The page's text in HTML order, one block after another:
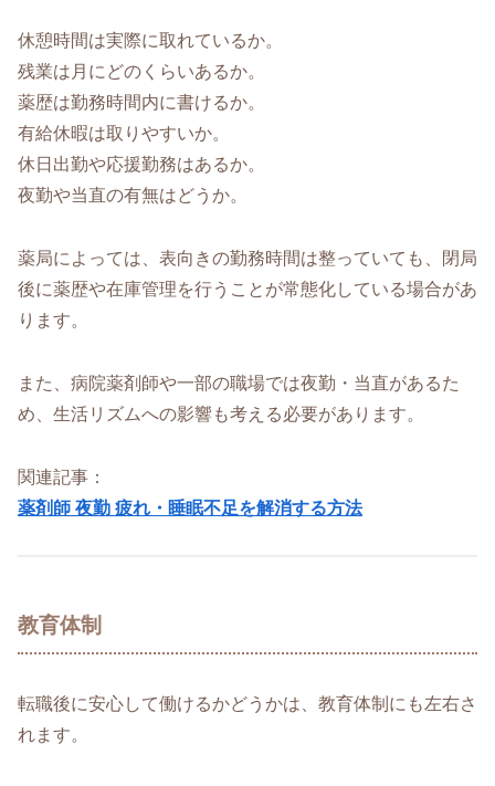
休憩時間は実際に取れているか。
残業は月にどのくらいあるか。
薬歴は勤務時間内に書けるか。
有給休暇は取りやすいか。
休日出勤や応援勤務はあるか。
夜勤や当直の有無はどうか。
薬局によっては、表向きの勤務時間は整っていても、閉局
後に薬歴や在庫管理を行うことが常態化している場合があ
ります。
また、病院薬剤師や一部の職場では夜勤・当直があるた
め、生活リズムへの影響も考える必要があります。
関連記事：
薬剤師 夜勤 疲れ・睡眠不足を解消する方法
教育体制
転職後に安心して働けるかどうかは、教育体制にも左右さ
れます。